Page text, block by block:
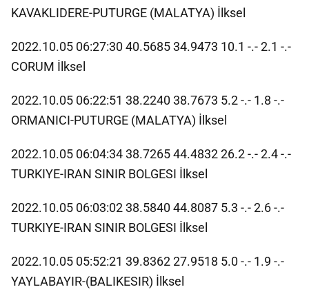
KAVAKLIDERE-PUTURGE (MALATYA) İlksel
2022.10.05 06:27:30 40.5685 34.9473 10.1 -.- 2.1 -.-
CORUM İlksel
2022.10.05 06:22:51 38.2240 38.7673 5.2 -.- 1.8 -.-
ORMANICI-PUTURGE (MALATYA) İlksel
2022.10.05 06:04:34 38.7265 44.4832 26.2 -.- 2.4 -.-
TURKIYE-IRAN SINIR BOLGESI İlksel
2022.10.05 06:03:02 38.5840 44.8087 5.3 -.- 2.6 -.-
TURKIYE-IRAN SINIR BOLGESI İlksel
2022.10.05 05:52:21 39.8362 27.9518 5.0 -.- 1.9 -.-
YAYLABAYIR-(BALIKESIR) İlksel